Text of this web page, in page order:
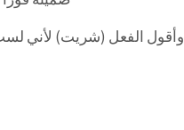
وأقول الفعل (شريت) لأني